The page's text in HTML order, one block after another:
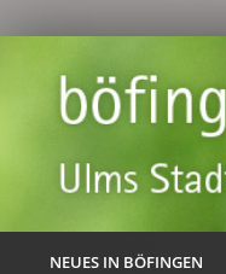
NEUES IN BÖFINGEN